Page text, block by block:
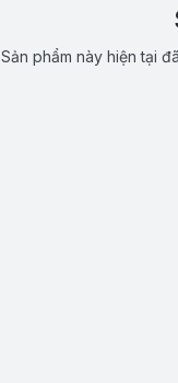
Sản phẩm này hiện tại